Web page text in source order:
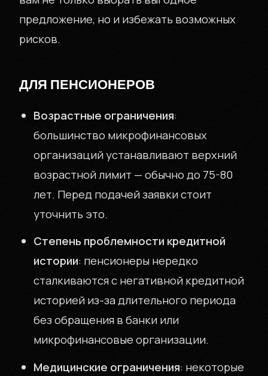
предложение, но и избежать возможных
рисков.
ДЛЯ ПЕНСИОНЕРОВ
Возрастные ограничения:
большинство микрофинансовых
организаций устанавливают верхний
возрастной лимит — обычно до 75-80
лет. Перед подачей заявки стоит
уточнить это.
Степень проблемности кредитной
истории: пенсионеры нередко
сталкиваются с негативной кредитной
историей из-за длительного периода
без обращения в банки или
микрофинансовые организации.
Медицинские ограничения: некоторые